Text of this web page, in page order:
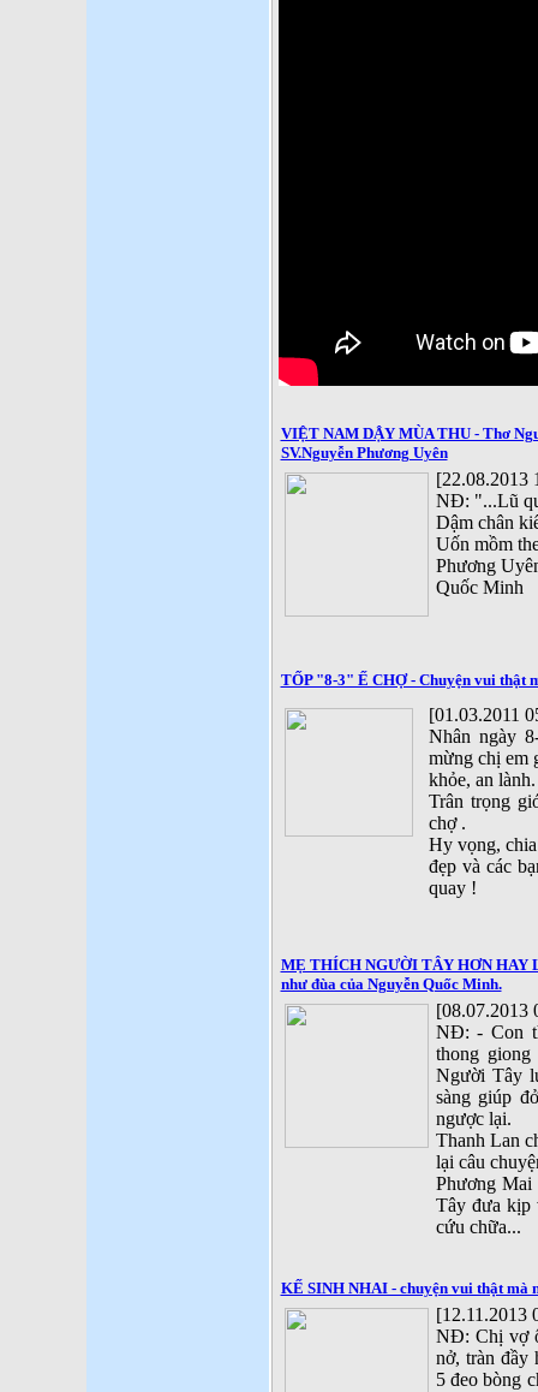
VIỆT NAM DẬY MÙA THU - Thơ
SV.Nguyễn Phương Uyên
[22.08.2013
NĐ: "...Lũ
Dậm chân
Uốn mồm
Phương
Quốc Minh
TỐP "8-3" Ế CHỢ - Chuyện vui thật
[01.03.2011
Nhân ngày
mừng chị em
khỏe, an lành.
Trân trọng
chợ .
Hy vọng,
đẹp và các
quay !
MẸ THÍCH NGƯỜI TÂY HƠN HAY
như đùa của Nguyễn Quốc Minh.
[08.07.2013
NĐ: - Con
thong
Người Tây
sàng giúp
ngược lại.
Thanh Lan
lại câu
Phương
Tây đưa kịp
cứu chữa...
KẾ SINH NHAI - chuyện vui thật mà
[12.11.2013
NĐ: Chị vợ
nở, tràn đầy
5 đeo bòng